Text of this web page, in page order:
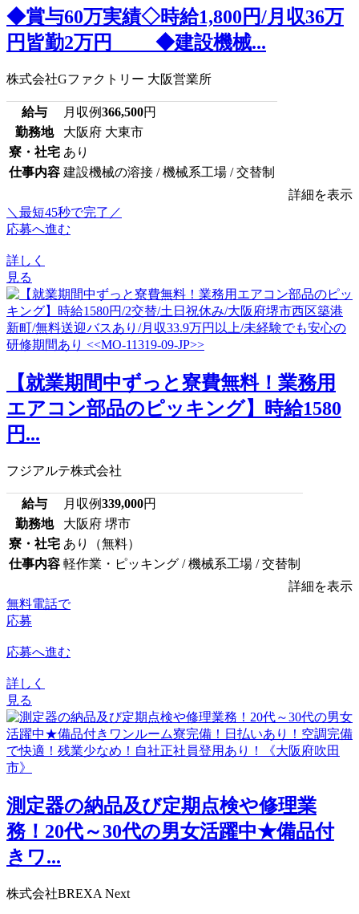
◆賞与60万実績◇時給1,800円/月収36万
円皆勤2万円 ◆建設機械...
株式会社Gファクトリー 大阪営業所
給与 月収例366,500円
勤務地
大阪府 大東市
寮・社宅 あり
仕事内容 建設機械の溶接 / 機械系工場 / 交替制
詳細を表示
＼最短45秒で完了／
応募へ進む
詳しく
見る
【就業期間中ずっと寮費無料！業務用
エアコン部品のピッキング】時給1580
円...
フジアルテ株式会社
給与 月収例339,000円
勤務地
大阪府 堺市
寮・社宅 あり（無料）
仕事内容 軽作業・ピッキング / 機械系工場 / 交替制
詳細を表示
無料電話で
応募
応募へ進む
詳しく
見る
測定器の納品及び定期点検や修理業
務！20代～30代の男女活躍中★備品付
きワ...
株式会社BREXA Next